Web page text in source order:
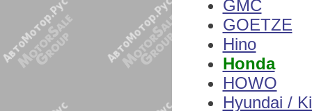
GMC
GOETZE
Hino
Honda
HOWO
Hyundai /